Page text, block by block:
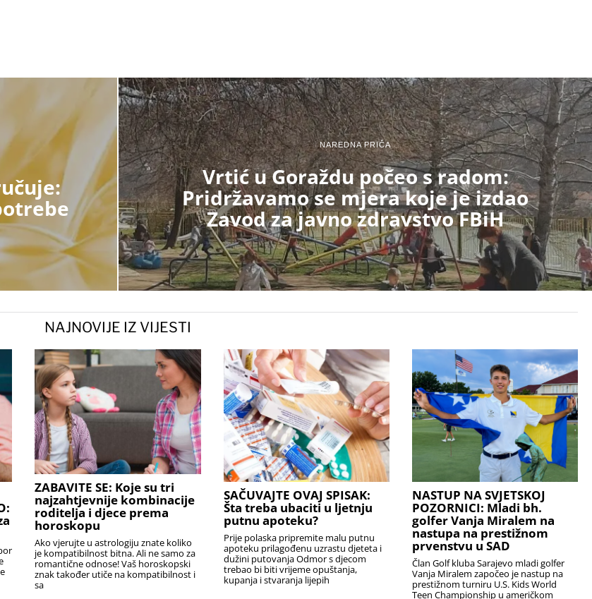
NAREDNA PRIČA
Vrtić u Goraždu počeo s radom:
Pridržavamo se mjera koje je izdao
Zavod za javno zdravstvo FBiH
NAJNOVIJE IZ VIJESTI
ZABAVITE SE: Koje su tri
najzahtjevnije kombinacije
roditelja i djece prema
horoskopu
Ako vjerujte u astrologiju znate koliko
je kompatibilnost bitna. Ali ne samo za
romantične odnose! Vaš horoskopski
znak također utiče na kompatibilnost i
sa
SAČUVAJTE OVAJ SPISAK:
Šta treba ubaciti u ljetnju
putnu apoteku?
Prije polaska pripremite malu putnu
apoteku prilagođenu uzrastu djeteta i
dužini putovanja Odmor s djecom
trebao bi biti vrijeme opuštanja,
kupanja i stvaranja lijepih
NASTUP NA SVJETSKOJ
POZORNICI: Mladi bh.
golfer Vanja Miralem na
nastupa na prestižnom
prvenstvu u SAD
Član Golf kluba Sarajevo mladi golfer
Vanja Miralem započeo je nastup na
prestižnom turniru U.S. Kids World
Teen Championship u američkom